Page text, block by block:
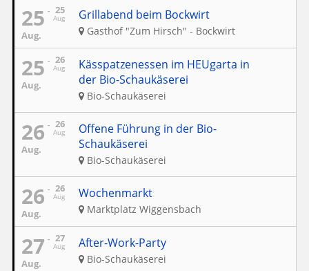
25
Aug
25
Aug.
Grillabend beim Bockwirt
Gasthof "Zum Hirsch" - Bockwirt
26
Aug
25
Aug.
Kässpatzenessen im HEUgarta in
der Bio-Schaukäserei
Bio-Schaukäserei
26
Aug
26
Aug.
Offene Führung in der Bio-
Schaukäserei
Bio-Schaukäserei
26
Aug
26
Aug.
Wochenmarkt
Marktplatz Wiggensbach
27
Aug
27
Aug.
After-Work-Party
Bio-Schaukäserei